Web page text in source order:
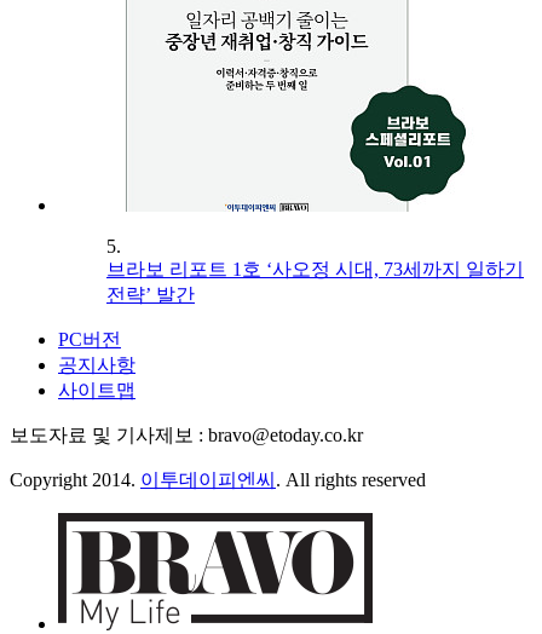
5.
브라보 리포트 1호 ‘사오정 시대, 73세까지 일하기
전략’ 발간
PC버전
공지사항
사이트맵
보도자료 및 기사제보 : bravo@etoday.co.kr
Copyright 2014. 이투데이피엔씨 . All rights reserved